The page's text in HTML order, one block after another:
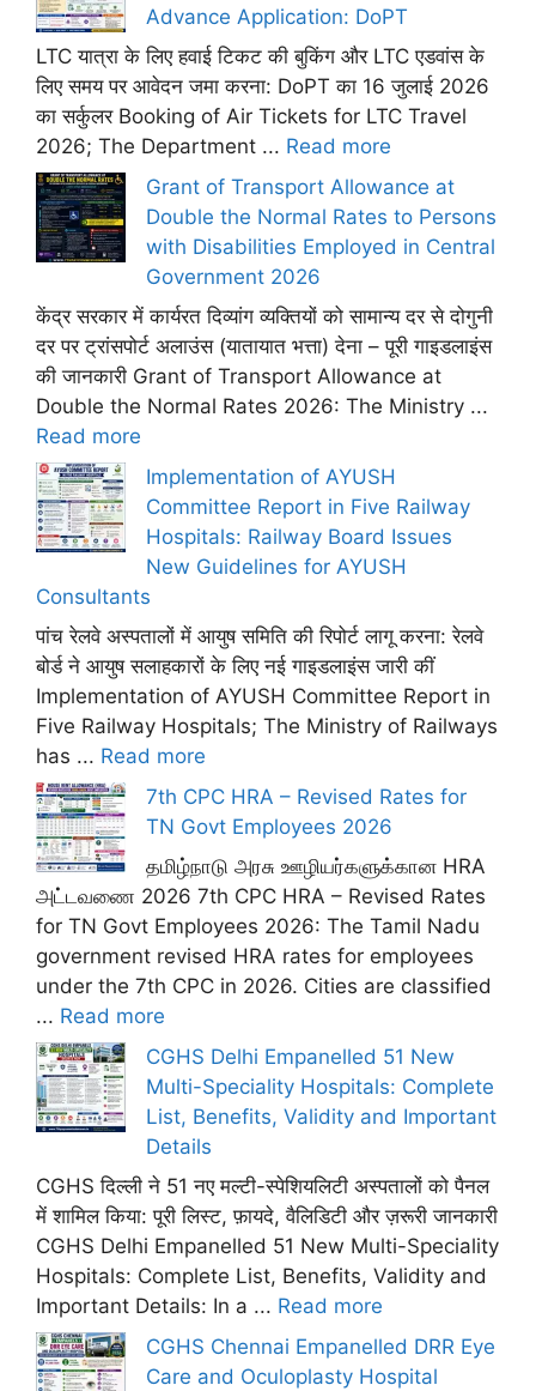
Advance Application: DoPT
LTC यात्रा के लिए हवाई टिकट की बुकिंग और LTC एडवांस के
लिए समय पर आवेदन जमा करना: DoPT का 16 जुलाई 2026
का सर्कुलर Booking of Air Tickets for LTC Travel
2026; The Department ... Read more
Grant of Transport Allowance at
Double the Normal Rates to Persons
with Disabilities Employed in Central
Government 2026
केंद्र सरकार में कार्यरत दिव्यांग व्यक्तियों को सामान्य दर से दोगुनी
दर पर ट्रांसपोर्ट अलाउंस (यातायात भत्ता) देना – पूरी गाइडलाइंस
की जानकारी Grant of Transport Allowance at
Double the Normal Rates 2026: The Ministry ...
Read more
Implementation of AYUSH
Committee Report in Five Railway
Hospitals: Railway Board Issues
New Guidelines for AYUSH
Consultants
पांच रेलवे अस्पतालों में आयुष समिति की रिपोर्ट लागू करना: रेलवे
बोर्ड ने आयुष सलाहकारों के लिए नई गाइडलाइंस जारी कीं
Implementation of AYUSH Committee Report in
Five Railway Hospitals; The Ministry of Railways
has ... Read more
7th CPC HRA – Revised Rates for
TN Govt Employees 2026
தமிழ்நாடு அரசு ஊழியர்களுக்கான HRA
அட்டவணை 2026 7th CPC HRA – Revised Rates
for TN Govt Employees 2026: The Tamil Nadu
government revised HRA rates for employees
under the 7th CPC in 2026. Cities are classified
... Read more
CGHS Delhi Empanelled 51 New
Multi-Speciality Hospitals: Complete
List, Benefits, Validity and Important
Details
CGHS दिल्ली ने 51 नए मल्टी-स्पेशियलिटी अस्पतालों को पैनल
में शामिल किया: पूरी लिस्ट, फ़ायदे, वैलिडिटी और ज़रूरी जानकारी
CGHS Delhi Empanelled 51 New Multi-Speciality
Hospitals: Complete List, Benefits, Validity and
Important Details: In a ... Read more
CGHS Chennai Empanelled DRR Eye
Care and Oculoplasty Hospital